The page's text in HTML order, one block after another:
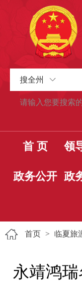
搜全州
首 页 领
政务公开 政
首页 > 临夏旅
永靖鸿